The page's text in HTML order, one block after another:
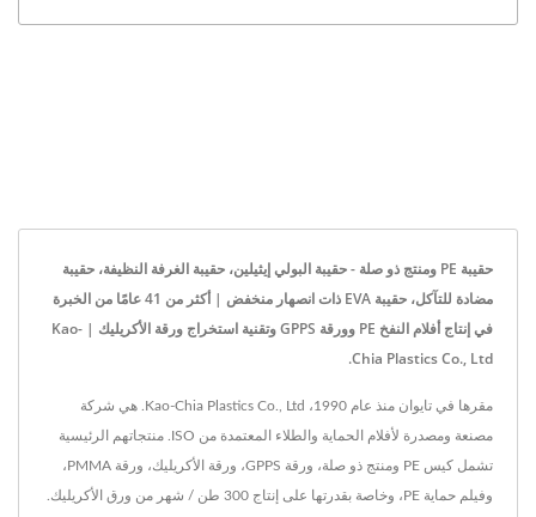
حقيبة PE ومنتج ذو صلة - حقيبة البولي إيثيلين، حقيبة الغرفة النظيفة، حقيبة
مضادة للتآكل، حقيبة EVA ذات انصهار منخفض | أكثر من 41 عامًا من الخبرة
في إنتاج أفلام النفخ PE وورقة GPPS وتقنية استخراج ورقة الأكريليك | Kao-
Chia Plastics Co., Ltd.
مقرها في تايوان منذ عام 1990، Kao-Chia Plastics Co., Ltd. هي شركة
مصنعة ومصدرة لأفلام الحماية والطلاء المعتمدة من ISO. منتجاتهم الرئيسية
تشمل كيس PE ومنتج ذو صلة، ورقة GPPS، ورقة الأكريليك، ورقة PMMA،
وفيلم حماية PE، وخاصة بقدرتها على إنتاج 300 طن / شهر من ورق الأكريليك.